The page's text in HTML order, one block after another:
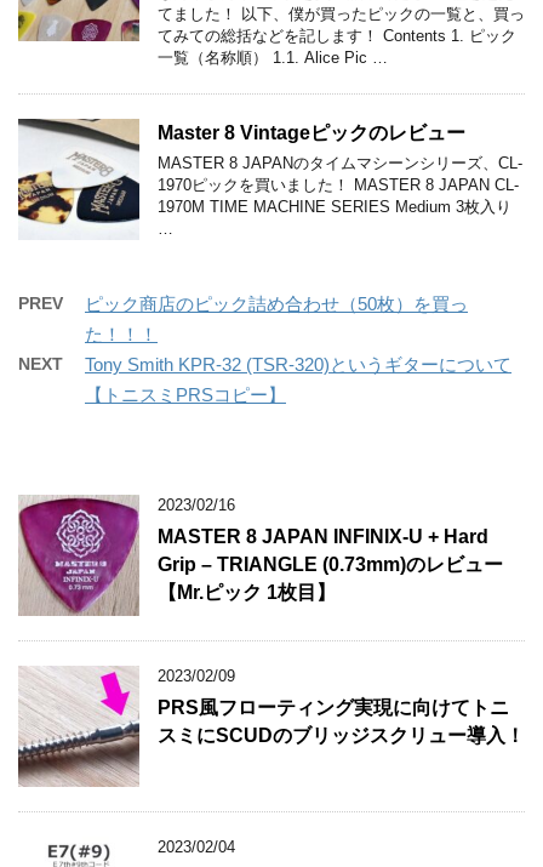
てました！ 以下、僕が買ったピックの一覧と、買っ
てみての総括などを記します！ Contents 1. ピック
一覧（名称順） 1.1. Alice Pic …
Master 8 Vintageピックのレビュー
MASTER 8 JAPANのタイムマシーンシリーズ、CL-
1970ピックを買いました！ MASTER 8 JAPAN CL-
1970M TIME MACHINE SERIES Medium 3枚入り
…
PREV
ピック商店のピック詰め合わせ（50枚）を買っ
た！！！
NEXT
Tony Smith KPR-32 (TSR-320)というギターについて
【トニスミPRSコピー】
2023/02/16
MASTER 8 JAPAN INFINIX-U + Hard
Grip – TRIANGLE (0.73mm)のレビュー
【Mr.ピック 1枚目】
2023/02/09
PRS風フローティング実現に向けてトニ
スミにSCUDのブリッジスクリュー導入！
2023/02/04